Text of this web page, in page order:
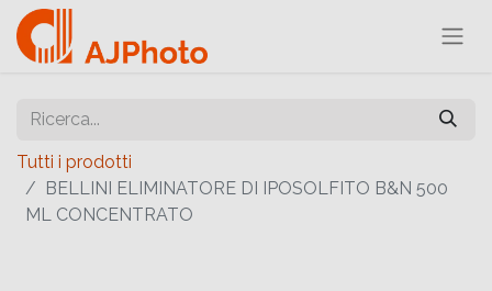
Tutti i prodotti
BELLINI ELIMINATORE DI IPOSOLFITO B&N 500
ML CONCENTRATO